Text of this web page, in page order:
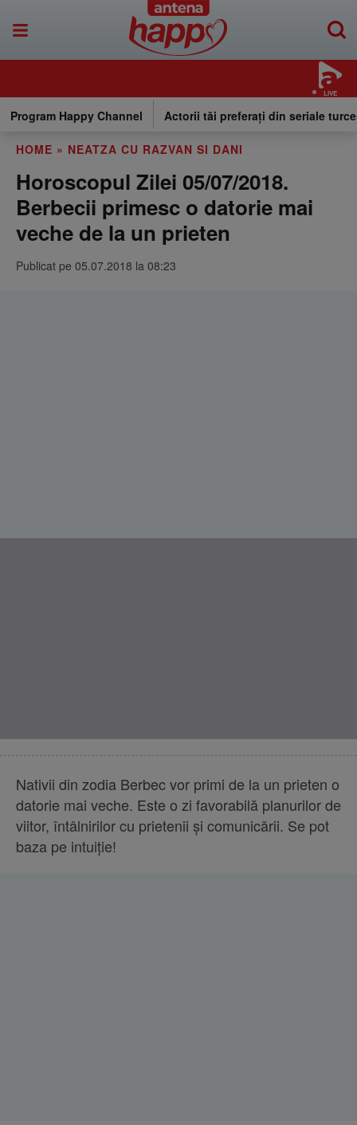
LIVE
Program Happy Channel Actorii tăi preferați din seriale
HOME » NEATZA CU RAZVAN SI DANI
Horoscopul Zilei 05/07/2018.
Berbecii primesc o datorie mai
veche de la un prieten
Publicat pe 05.07.2018 la 08:23
Nativii din zodia Berbec vor primi de la un prieten o
datorie mai veche. Este o zi favorabilă planurilor de
viitor, întâlnirilor cu prietenii şi comunicării. Se pot
baza pe intuiţie!